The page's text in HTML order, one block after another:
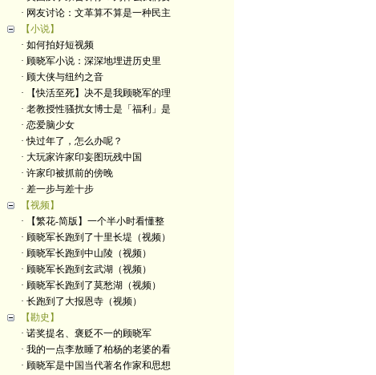
· 网友讨论：文革算不算是一种民主
【小说】
· 如何拍好短视频
· 顾晓军小说：深深地埋进历史里
· 顾大侠与纽约之音
· 【快活至死】决不是我顾晓军的理
· 老教授性骚扰女博士是「福利」是
· 恋爱脑少女
· 快过年了，怎么办呢？
· 大玩家许家印妄图玩残中国
· 许家印被抓前的傍晚
· 差一步与差十步
【视频】
· 【繁花-简版】一个半小时看懂整
· 顾晓军长跑到了十里长堤（视频）
· 顾晓军长跑到中山陵（视频）
· 顾晓军长跑到玄武湖（视频）
· 顾晓军长跑到了莫愁湖（视频）
· 长跑到了大报恩寺（视频）
【勘史】
· 诺奖提名、褒贬不一的顾晓军
· 我的一点李敖睡了柏杨的老婆的看
· 顾晓军是中国当代著名作家和思想